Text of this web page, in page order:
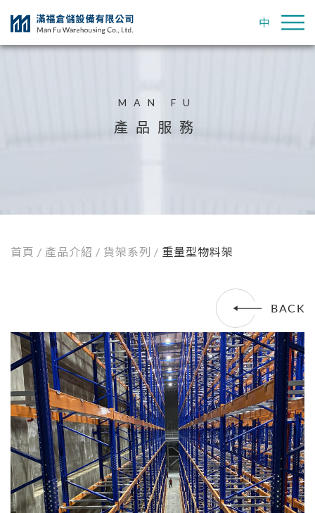
中
MAN FU
產品服務
首頁 / 產品介紹 / 貨架系列 / 重量型物料架